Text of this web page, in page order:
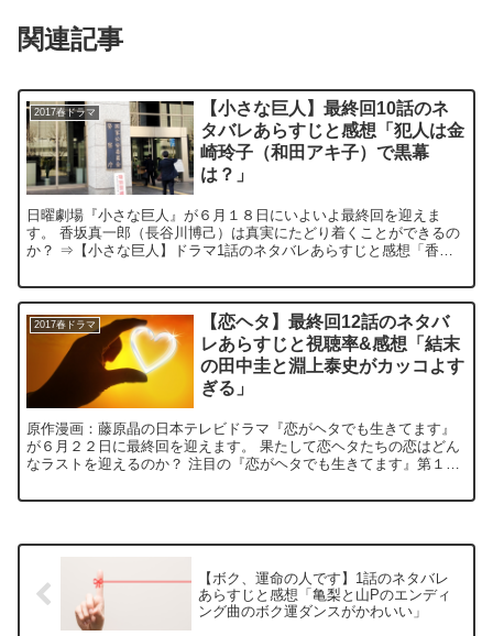
関連記事
2017春ドラマ
【小さな巨人】最終回10話のネ
タバレあらすじと感想「犯人は金
崎玲子（和田アキ子）で黒幕
は？」
日曜劇場『小さな巨人』が６月１８日にいよいよ最終回を迎えま
す。 香坂真一郎（長谷川博己）は真実にたどり着くことができるの
か？ ⇒【小さな巨人】ドラマ1話のネタバレあらすじと感想「香川
2017春ドラマ
【恋ヘタ】最終回12話のネタバ
レあらすじと視聴率&感想「結末
の田中圭と淵上泰史がカッコよす
ぎる」
原作漫画：藤原晶の日本テレビドラマ『恋がヘタでも生きてます』
が６月２２日に最終回を迎えます。 果たして恋ヘタたちの恋はどん
なラストを迎えるのか？ 注目の『恋がヘタでも生きてます』第１２
【ボク、運命の人です】1話のネタバレ
あらすじと感想「亀梨と山Pのエンディ
ング曲のボク運ダンスがかわいい」